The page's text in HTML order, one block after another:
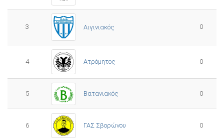
3 Αιγινιακός 0
4 Ατρόμητος 0
5 Βατανιακός 0
6 ΓΑΣ Σβορώνου 0